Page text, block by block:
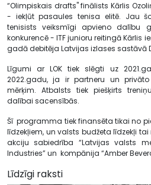
“Olimpiskais drafts" finālists Kārlis
- iekļūt pasaules tenisa elitē. Jau
tenisists veiksmīgi apvieno dalību
konkurencē - ITF junioru reitingā Kārlis
gadā debitēja Latvijas izlases sastāvā
Līgumi ar LOK tiek slēgti uz
2022.gadu, ja ir partneru un
mērķim. Atbalsts tiek piešķirts
dalībai sacensībās.
Šī programma tiek finansēta tikai no
līdzekļiem, un valsts budžeta līdzekļi tai
akciju sabiedrība “Latvijas valsts
Industries” un kompānija “Amber
Līdzīgi raksti